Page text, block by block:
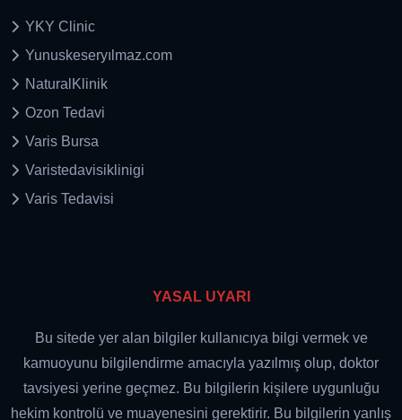
YKY Clinic
Yunuskeseryılmaz.com
NaturalKlinik
Ozon Tedavi
Varis Bursa
Varistedavisiklinigi
Varis Tedavisi
YASAL UYARI
Bu sitede yer alan bilgiler kullanıcıya bilgi vermek ve
kamuoyunu bilgilendirme amacıyla yazılmış olup, doktor
tavsiyesi yerine geçmez. Bu bilgilerin kişilere uygunluğu
hekim kontrolü ve muayenesini gerektirir. Bu bilgilerin yanlış